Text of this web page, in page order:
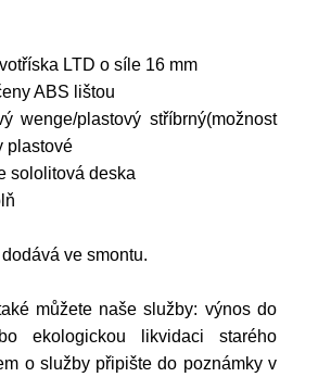
LTD o síle 16 mm
ABS lištou
wenge/plastový stříbrný(možnost
plastové
sololitová deska
ve smontu.
můžete naše služby: výnos do
ekologickou likvidaci starého
o služby připište do poznámky v